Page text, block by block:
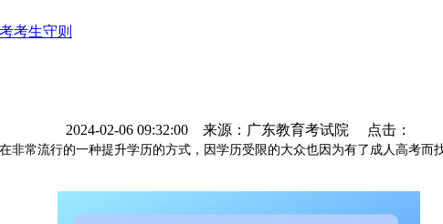
考生守则
2024-02-06 09:32:00 来源：广东教育考试院 点击：
非常流行的一种提升学历的方式，因学历受限的大众也因为有了成人高考